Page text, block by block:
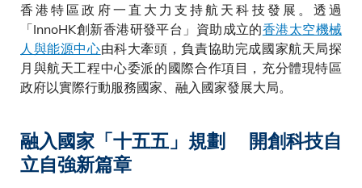
香港特區政府一直大力支持航天科技發展。透過
「InnoHK創新香港研發平台」資助成立的香港太空機械
人與能源中心由科大牽頭，負責協助完成國家航天局探
月與航天工程中心委派的國際合作項目，充分體現特區
政府以實際行動服務國家、融入國家發展大局。
融入國家「十五五」規劃 開創科技自
立自強新篇章